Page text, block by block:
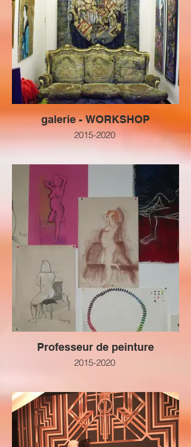
galerie - WORKSHOP
2015-2020
Professeur de peinture
2015-2020